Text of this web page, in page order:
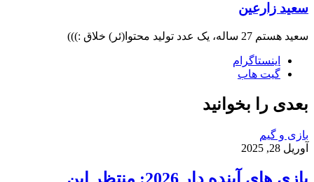
سعید زارعین
سعید هستم 27 ساله، یک عدد تولید محتوا(ئر) خلاق :)))
اینستاگرام
گیت ‌هاب
بعدی را بخوانید
بازی و گیم
آوریل 28, 2025
بازی‌ های آینده دار 2026: منتظر این